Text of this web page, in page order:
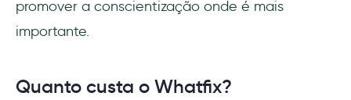
promover a conscientização onde é mais
importante.
Quanto custa o Whatfix?